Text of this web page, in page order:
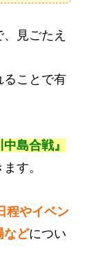
見ごたえ
ることで有
中島合戦』
す。
程やイベン
などについ